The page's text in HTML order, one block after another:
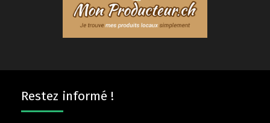
Restez informé !